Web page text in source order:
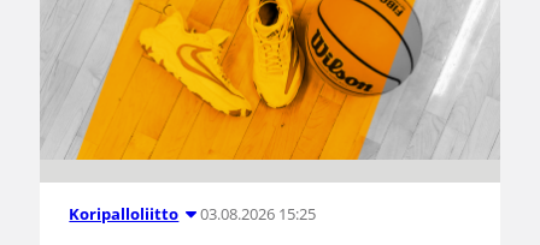
Koripalloliitto 03.08.2026 15:25